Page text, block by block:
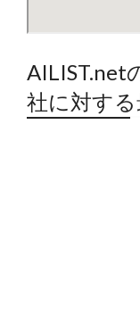
AILIST.net
社に対す